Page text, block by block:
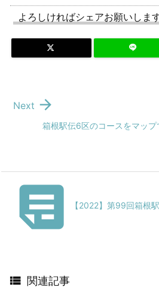
よろしければシェアお願いしま
箱根駅伝6区のコースをマップ

Next
 【2022】第99回箱根
 関連記事